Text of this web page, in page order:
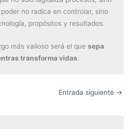
poder no radica en controlar, sino
propósitos y resultados.
más valioso será el quesepa
transforma vidas.
Entrada siguiente →